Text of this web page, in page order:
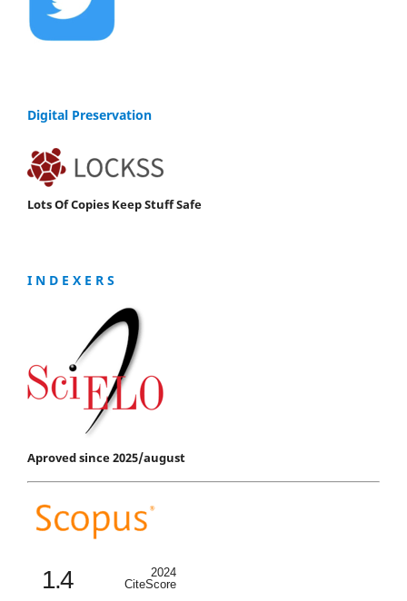
Digital Preservation
Lots Of Copies Keep Stuff Safe
I N D E X E R S
Aproved since 2025/august
1.4
2024
CiteScore